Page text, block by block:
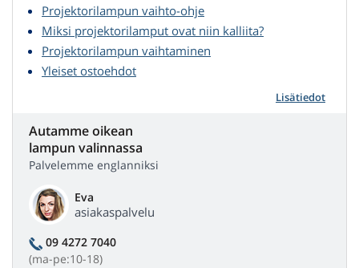
Projektorilampun vaihto-ohje
Miksi projektorilamput ovat niin kalliita?
Projektorilampun vaihtaminen
Yleiset ostoehdot
Lisätiedot
Autamme oikean
lampun valinnassa
Palvelemme englanniksi
Eva
asiakaspalvelu
09 4272 7040
(ma-pe:10-18)